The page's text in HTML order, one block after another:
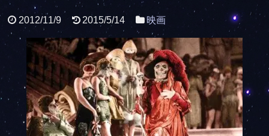
2012/11/9 2015/5/14 映画